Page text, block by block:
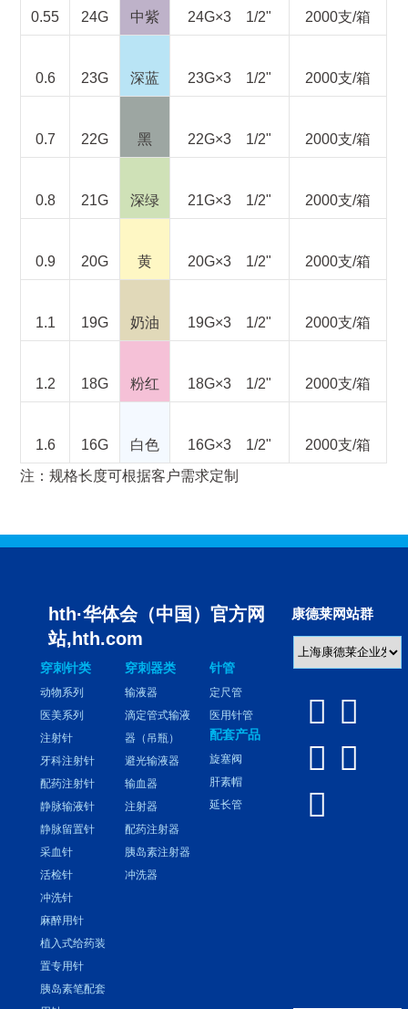
0.55 24G 中紫 24G×3 1/2" 2000支/箱
0.6 23G 深蓝 23G×3 1/2" 2000支/箱
0.7 22G 黑 22G×3 1/2" 2000支/箱
0.8 21G 深绿 21G×3 1/2" 2000支/箱
0.9 20G 黄 20G×3 1/2" 2000支/箱
1.1 19G 奶油 19G×3 1/2" 2000支/箱
1.2 18G 粉红 18G×3 1/2" 2000支/箱
1.6 16G 白色 16G×3 1/2"
2000支/箱
注：规格长度可根据客户需求定制
hth·华体会（中国）官方网
站,hth.com
穿刺针类
动物系列
医美系列
注射针
牙科注射针
配药注射针
静脉输液针
静脉留置针
采血针
活检针
冲洗针
麻醉用针
植入式给药装
置专用针
胰岛素笔配套
穿刺器类
输液器
滴定管式输液
器（吊瓶）
避光输液器
输血器
注射器
配药注射器
胰岛素注射器
冲洗器
针管
定尺管
医用针管
配套产品
旋塞阀
肝素帽
延长管
康德莱网站群
 
 
